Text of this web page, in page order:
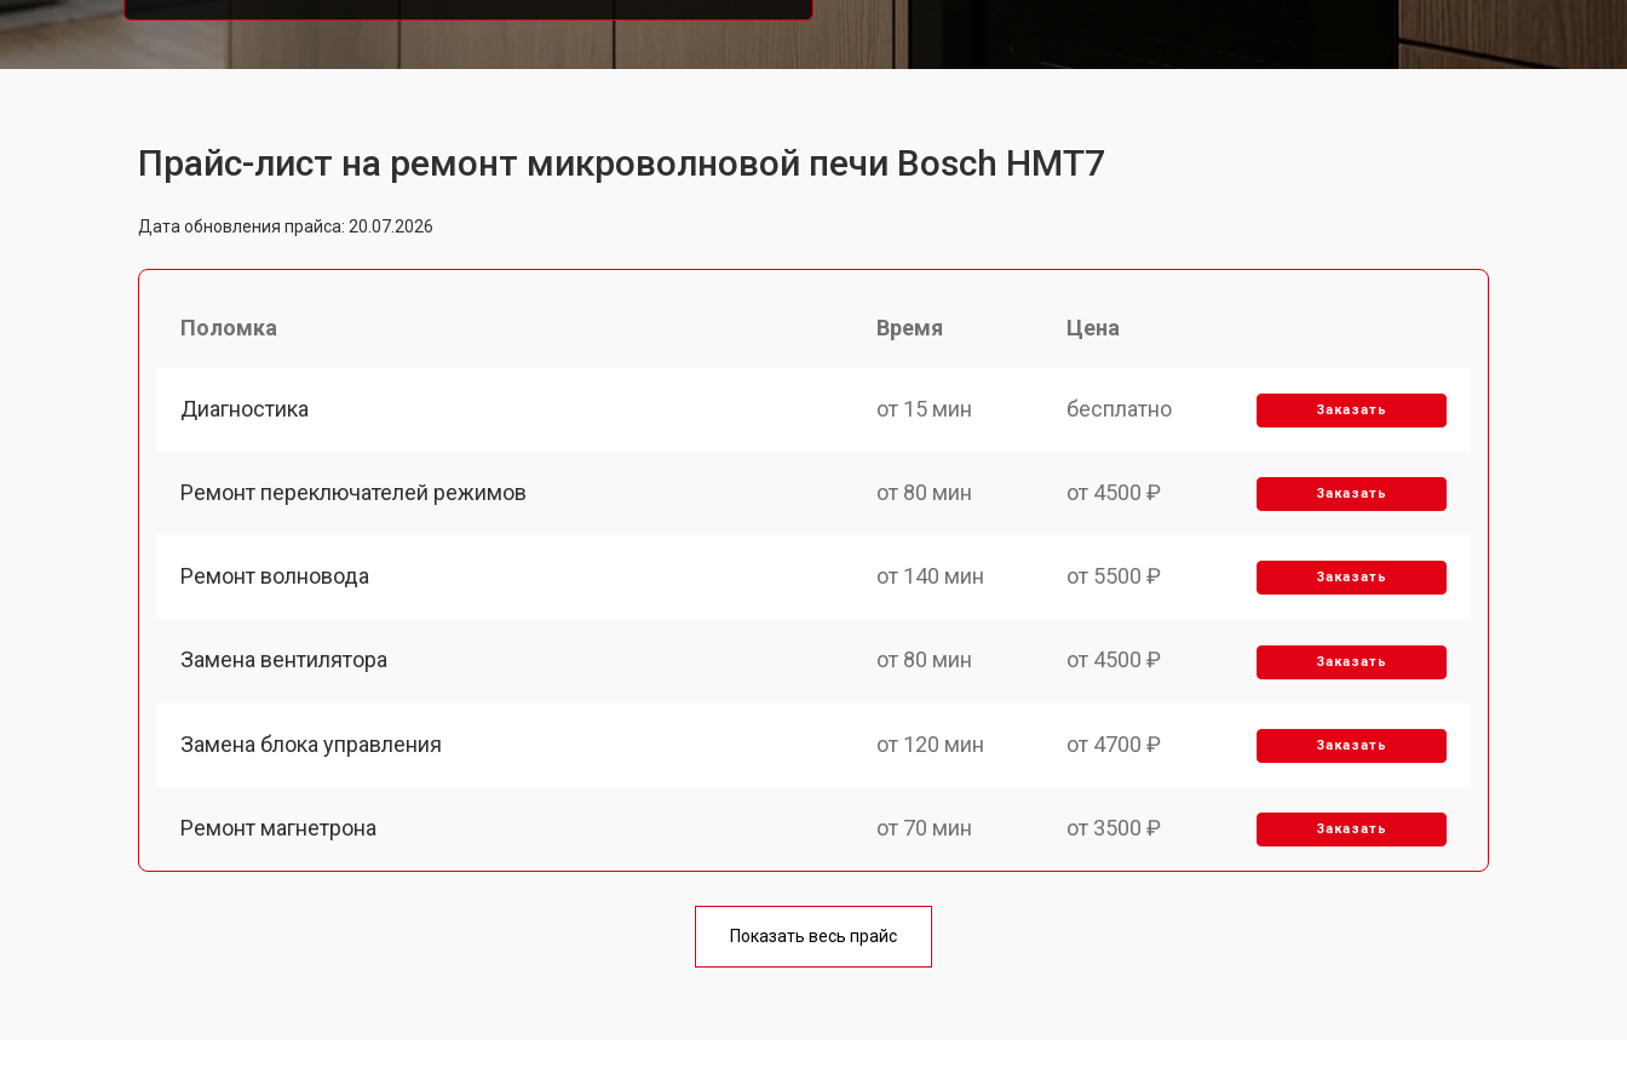
Прайс-лист на ремонт микроволновой печи Bosch HMT7
Дата обновления прайса: 20.07.2026
Поломка Время Цена
Диагностика от 15 мин бесплатно Заказать
Ремонт переключателей режимов от 80 мин от 4500 ₽ Заказать
Ремонт волновода от 140 мин от 5500 ₽ Заказать
Замена вентилятора от 80 мин от 4500 ₽ Заказать
Замена блока управления от 120 мин от 4700 ₽ Заказать
Ремонт магнетрона от 70 мин от 3500 ₽ Заказать
от 100 мин
Показать весь прайс